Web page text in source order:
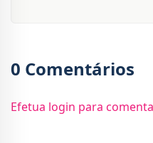
0 Comentários
Efetua login para